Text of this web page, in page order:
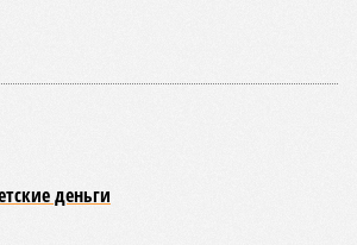
деньги